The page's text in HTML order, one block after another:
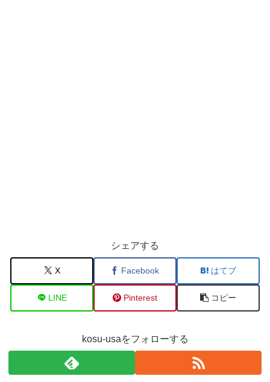
シェアする
X Facebook はてブ
LINE Pinterest コピー
kosu-usaをフォローする